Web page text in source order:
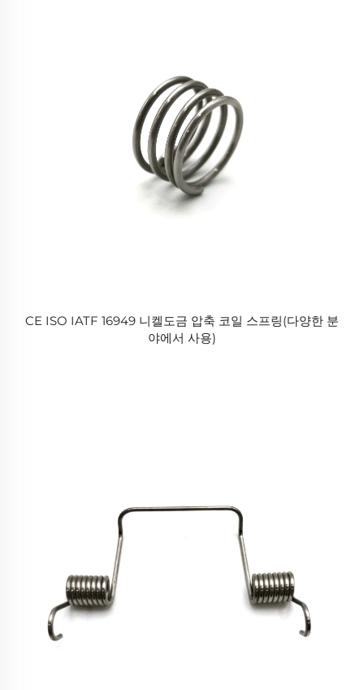
CE ISO IATF 16949 니켈도금 압축 코일 스프링(다양한 분
야에서 사용)